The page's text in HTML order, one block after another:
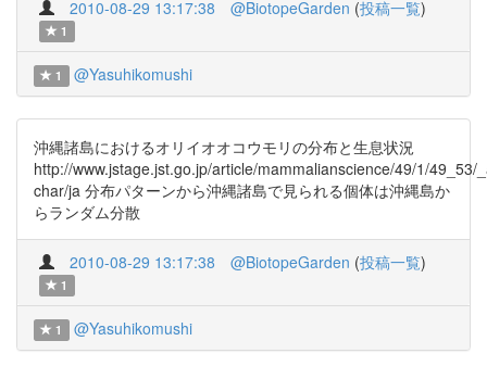
2010-08-29 13:17:38 @BiotopeGarden (投稿一覧)
1
1 @Yasuhikomushi
沖縄諸島におけるオリイオオコウモリの分布と生息状況
http://www.jstage.jst.go.jp/article/mammalianscience/49/1/49_53/
char/ja 分布パターンから沖縄諸島で見られる個体は沖縄島か
らランダム分散
2010-08-29 13:17:38 @BiotopeGarden (投稿一覧)
1
1 @Yasuhikomushi